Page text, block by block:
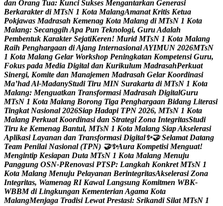
dan Orang Tua: Kunci Sukses Mengantarkan Generasi
Berkarakter di MTsN 1 Kota MalangAmanat Kritis Ketua
Pokjawas Madrasah Kemenag Kota Malang di MTsN 1 Kota
Malang: Secanggih Apa Pun Teknologi, GuruAdalah
Pembentuk Karakter SejatiKeren! Murid MTsN 1 Kota Malang
Raih Penghargaan diAjang InternasionalAYIMUN 2026MTsN
1 Kota Malang Gelar Workshop Peningkatan Kompetensi Guru,
Fokus pada Media Digital dan Kurikulum MadrasahPerkuat
Sinergi, Komite dan Manajemen Madrasah Gelar Koordinasi
Ma’hadAl-MadanyStudi Tiru MIN Surakarta di MTsN 1 Kota
Malang: Menguatkan Transformasi Madrasah DigitalGuru
MTsN 1 Kota Malang Borong Tiga Penghargaan Bidang Literasi
Tingkat Nasional 2026Siap Hadapi TPN 2026, MTsN 1 Kota
Malang Perkuat Koordinasi dan Strategi Zona IntegritasStudi
Tiru ke Kemenag Bantul, MTsN 1 Kota Malang SiapAkselerasi
Aplikasi Layanan dan Transformasi Digital✨ Selamat Datang
Team Penilai Nasional (TPN) ✨Aura Kompetisi Menguat!
Mengintip Kesiapan Duta MTsN 1 Kota Malang Menuju
Panggung OSN-PRenovasi PTSP: Langkah Konkret MTsN 1
Kota Malang Menuju Pelayanan BerintegritasAkselerasi Zona
Integritas, Wamenag RI Kawal Langsung Komitmen WBK-
WBBM di Lingkungan Kementerian Agama Kota
MalangMenjaga Tradisi Lewat Prestasi: Srikandi Silat MTsN 1